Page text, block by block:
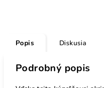
Popis Diskusia
Podrobný popis